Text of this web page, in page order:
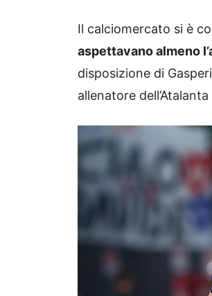
Il calciomercato si è
aspettavano almeno
disposizione di
allenatore